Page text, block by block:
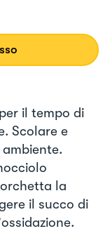
il tempo di
Scolare e
la
il succo di